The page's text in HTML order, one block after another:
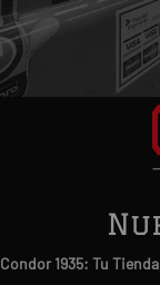
Condor 1935: Tu